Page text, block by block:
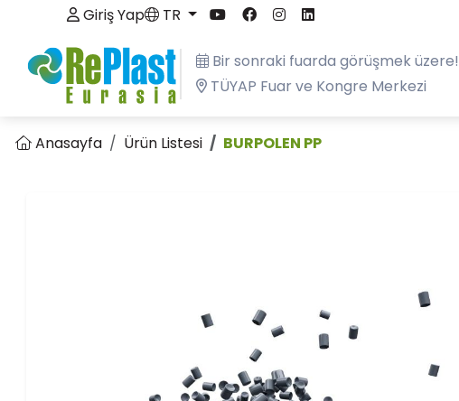
Giriş Yap TR
Bir sonraki fuarda görüşmek üzere!
TÜYAP Fuar ve Kongre Merkezi
Anasayfa Ürün Listesi BURPOLEN PP